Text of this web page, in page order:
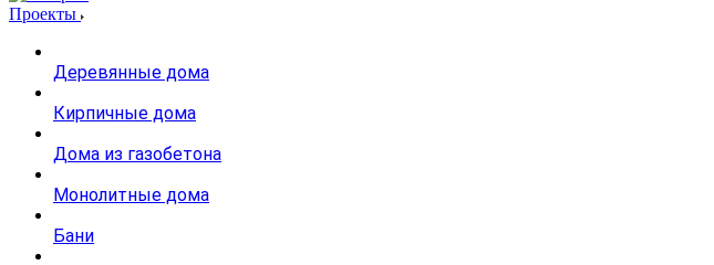
Проекты
Деревянные дома
Кирпичные дома
Дома из газобетона
Монолитные дома
Бани